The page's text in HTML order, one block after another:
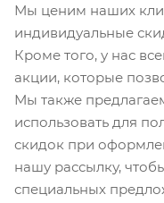
Мы ценим наших
индивидуальные
Кроме того, у нас
акции, которые
Мы также
использовать для
скидок при
нашу рассылку,
специальных